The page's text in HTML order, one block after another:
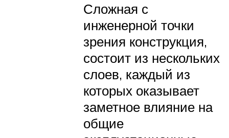
Сложная с
инженерной точки
зрения конструкция,
состоит из нескольких
слоев, каждый из
которых оказывает
заметное влияние на
общие